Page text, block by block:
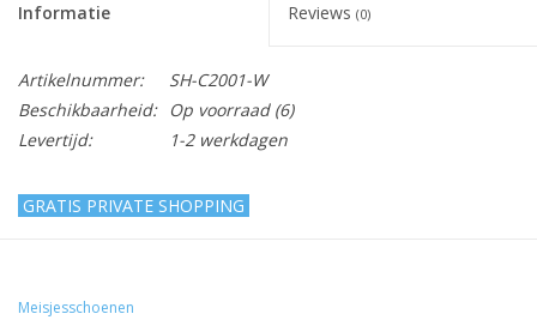
Informatie Reviews (0)
Artikelnummer:
SH-C2001-W
Beschikbaarheid:
Op voorraad(6)
Levertijd:
1-2 werkdagen
GRATIS PRIVATE SHOPPING
Lief, schattig meisjesschoen om een feestjurkje of een
Meisjesschoenen